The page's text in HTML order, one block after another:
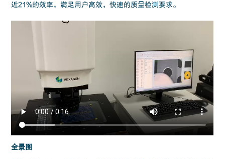
近21%的效率，满足用户高效，快速的质量检测要求。
全景图